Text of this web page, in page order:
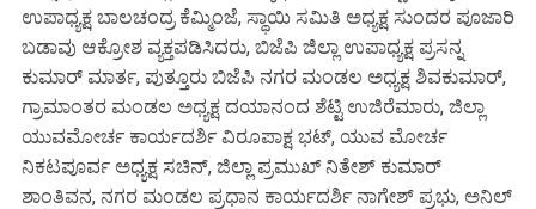
ಉಪಾಧ್ಯಕ್ಷ ಬಾಲಚಂದ್ರ ಕೆಮ್ಮಿಂಜೆ, ಸ್ಥಾಯಿ ಸಮಿತಿ ಅಧ್ಯಕ್ಷ ಸುಂದರ ಪೂಜಾರಿ
ಬಡಾವು ಆಕ್ರೋಶ ವ್ಯಕ್ತಪಡಿಸಿದರು, ಬಿಜೆಪಿ ಜಿಲ್ಲಾ ಉಪಾಧ್ಯಕ್ಷ ಪ್ರಸನ್ನ
ಕುಮಾರ್ ಮಾರ್ತ, ಪುತ್ತೂರು ಬಿಜೆಪಿ ನಗರ ಮಂಡಲ ಅಧ್ಯಕ್ಷ ಶಿವಕುಮಾರ್,
ಗ್ರಾಮಾಂತರ ಮಂಡಲ ಅಧ್ಯಕ್ಷ ದಯಾನಂದ ಶೆಟ್ಟಿ ಉಜಿರೆಮಾರು, ಜಿಲ್ಲಾ
ಯುವಮೋರ್ಚ ಕಾರ್ಯದರ್ಶಿ ವಿರೂಪಾಕ್ಷ ಭಟ್, ಯುವ ಮೋರ್ಚ
ನಿಕಟಪೂರ್ವ ಅಧ್ಯಕ್ಷ ಸಚಿನ್, ಜಿಲ್ಲಾ ಪ್ರಮುಖ್ ನಿತೇಶ್ ಕುಮಾರ್
ಶಾಂತಿವನ, ನಗರ ಮಂಡಲ ಪ್ರಧಾನ ಕಾರ್ಯದರ್ಶಿ ನಾಗೇಶ್ ಪ್ರಭು, ಅನಿಲ್